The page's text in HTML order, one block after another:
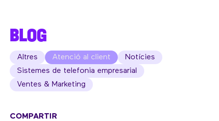
BLOG
Altres Atenció al client
Notícies
Sistemes de telefonia empresarial
Ventes & Marketing
COMPARTIR